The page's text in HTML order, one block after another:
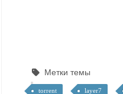
Метки темы
torrent layer7